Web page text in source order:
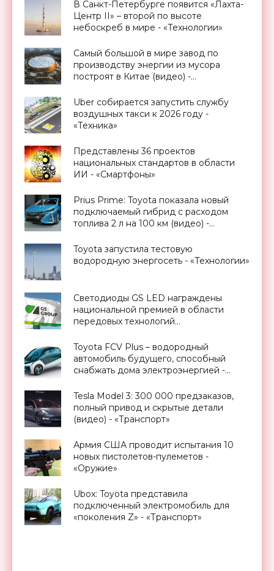
В Санкт-Петербурге появится «Лахта-
Центр II» – второй по высоте
небоскреб в мире - «Технологии»
Самый большой в мире завод по
производству энергии из мусора
построят в Китае (видео) -
Uber собирается запустить службу
воздушных такси к 2026 году -
«Техника»
Представлены 36 проектов
национальных стандартов в области
ИИ - «Смартфоны»
Prius Prime: Toyota показала новый
подключаемый гибрид с расходом
топлива 2 л на 100 км (видео) -
Toyota запустила тестовую
водородную энергосеть - «Технологии»
Светодиоды GS LED награждены
национальной премией в области
передовых технологий
Toyota FCV Plus – водородный
автомобиль будущего, способный
снабжать дома электроэнергией -
Tesla Model 3: 300 000 предзаказов,
полный привод и скрытые детали
(видео) - «Транспорт»
Армия США проводит испытания 10
новых пистолетов-пулеметов -
«Оружие»
Ubox: Toyota представила
подключенный электромобиль для
«поколения Z» - «Транспорт»